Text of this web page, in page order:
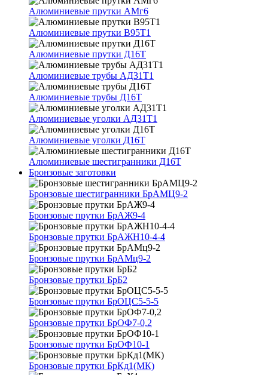
Алюминиевые прутки АМг6
Алюминиевые прутки В95Т1
Алюминиевые прутки Д16Т
Алюминиевые трубы АД31Т1
Алюминиевые трубы Д16Т
Алюминиевые уголки АД31Т1
Алюминиевые уголки Д16Т
Алюминиевые шестигранники Д16Т
Бронзовые заготовки
Бронзовые шестигранники БрАМЦ9-2
Бронзовые прутки БрАЖ9-4
Бронзовые прутки БрАЖН10-4-4
Бронзовые прутки БрАМц9-2
Бронзовые прутки БрБ2
Бронзовые прутки БрОЦС5-5-5
Бронзовые прутки БрОФ7-0,2
Бронзовые прутки БрОФ10-1
Бронзовые прутки БрКд1(МК)